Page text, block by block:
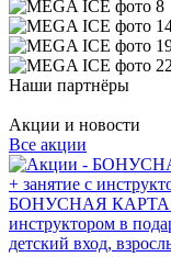
Наши партнёры
Акции и новости
Все акции
БОНУСНАЯ КАРТА.
инструктором в
детский вход,